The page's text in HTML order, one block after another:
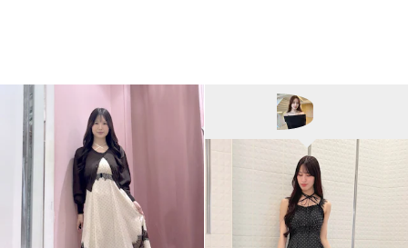
ユカ/155cm